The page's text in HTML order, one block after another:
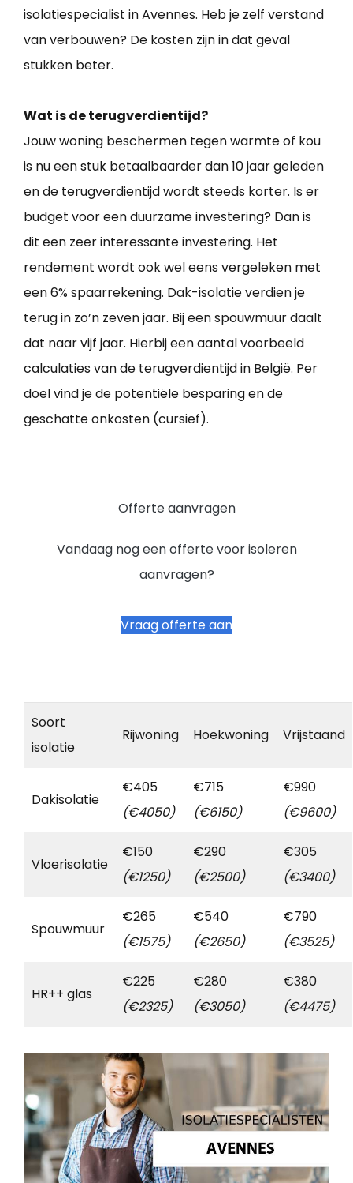
isolatiespecialist in Avennes. Heb je zelf verstand
van verbouwen? De kosten zijn in dat geval
stukken beter.
Wat is de terugverdientijd?
Jouw woning beschermen tegen warmte of kou
is nu een stuk betaalbaarder dan 10 jaar geleden
en de terugverdientijd wordt steeds korter. Is er
budget voor een duurzame investering? Dan is
dit een zeer interessante investering. Het
rendement wordt ook wel eens vergeleken met
een 6% spaarrekening. Dak-isolatie verdien je
terug in zo’n zeven jaar. Bij een spouwmuur daalt
dat naar vijf jaar. Hierbij een aantal voorbeeld
calculaties van de terugverdientijd in België. Per
doel vind je de potentiële besparing en de
geschatte onkosten (cursief).
Offerte aanvragen
Vandaag nog een offerte voor isoleren
aanvragen?
Vraag offerte aan
Soort
isolatie
Rijwoning Hoekwoning Vrijstaand
Dakisolatie
€405
(€4050)
€715
(€6150)
€990
(€9600)
Vloerisolatie
€150
(€1250)
€290
(€2500)
€305
(€3400)
Spouwmuur
€265
(€1575)
€540
(€2650)
€790
(€3525)
HR++ glas
€225
(€2325)
€280
(€3050)
€380
(€4475)